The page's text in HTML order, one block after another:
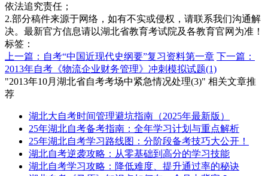
依法追究责任；
2.部分稿件来源于网络，如有不实或侵权，请联系我们沟通解
决。最新官方信息请以湖北省教育考试院及各教育官网为准！
标签：
上一篇：自考“中国近现代史纲要”复习资料第一章 下一篇：
2013年自考《物流企业财务管理》冲刺模拟试题(1)
"2013年10月湖北省自考考场中紧急情况处理(3)" 相关文章推
荐
湖北大自考时间管理避坑指南（2025年最新版）
25年湖北自考备考指南：全年学习计划与重点解析
25年湖北自考学习路线图：分阶段备考技巧大公开！
湖北自考逆袭攻略：从零基础到高分的学习技能
湖北自考学习攻略：降低难度、提升通过率的秘诀